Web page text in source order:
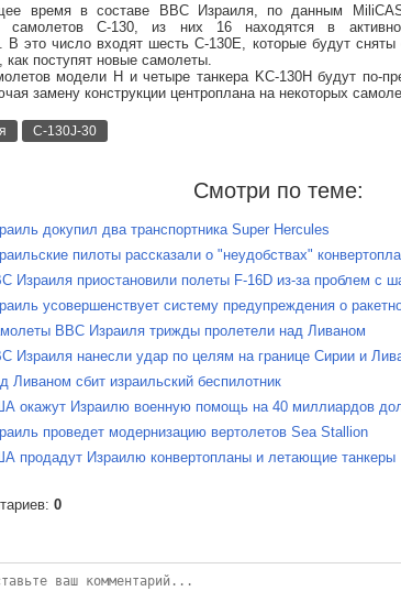
время в составе ВВС Израиля, по данным
самолетов C-130, из них 16 находятся в
В это число входят шесть C-130E, которые будут сняты
как поступят новые самолеты.
модели H и четыре танкера KC-130H будут по-
замену конструкции центроплана на некоторых
C-130J-30
Смотри по теме:
докупил два транспортника Super Hercules
пилоты рассказали о "неудобствах"
Израиля приостановили полеты F-16D из-за проблем с
усовершенствует систему предупреждения о
ВВС Израиля трижды пролетели над Ливаном
Израиля нанесли удар по целям на границе Сирии и
Ливаном сбит израильский беспилотник
окажут Израилю военную помощь на 40 миллиардов
проведет модернизацию вертолетов Sea Stallion
продадут Израилю конвертопланы и летающие танкеры
: 0